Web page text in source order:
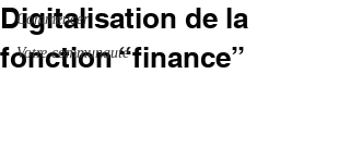
Commencer
Votre communauté
Digitalisation de la
fonction “finance”